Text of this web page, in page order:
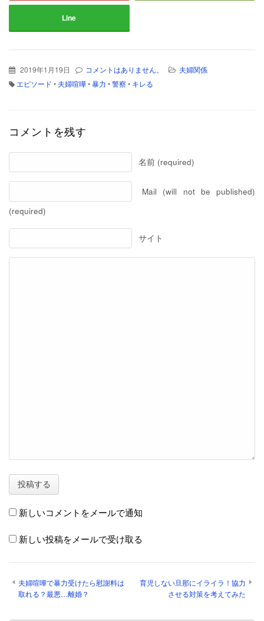
Line
2019年1月19日 コメントはありません。
夫婦関係
エピソード • 夫婦喧嘩•暴力 •警察 • キレる
コメントを残す
名前 (required)
Mail (will not be published)
(required)
サイト
新しいコメントをメールで通知
新しい投稿をメールで受け取る
夫婦喧嘩で暴力受けたら慰謝料は
取れる？最悪…離婚？
育児しない旦那にイライラ！協力
させる対策を考えてみた